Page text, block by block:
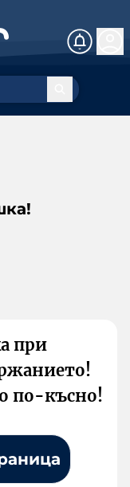
при
по-късно!